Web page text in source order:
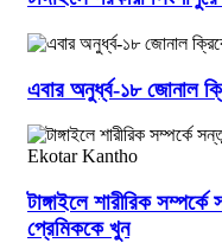
এবার অনুর্ধ্ব-১৮ জোনাল
টাঙ্গাইলে শারীরিক
প্রেমিককে খুন